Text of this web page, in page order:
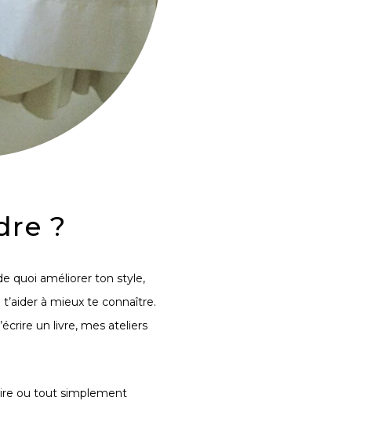
?
quoi améliorer ton style,
t’aider à mieux te connaître.
un livre, mes ateliers
ou tout simplement